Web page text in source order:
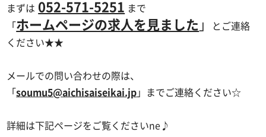
まずは 052-571-5251
まで
「 ホームページの求人を見ました 」
とご連絡
ください★★
メールでの問い合わせの際は、
「 soumu5@aichisaiseikai.jp 」までご連絡ください☆
詳細は下記ページをご覧くださいne♪